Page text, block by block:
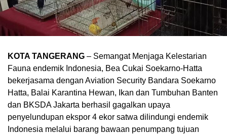
KOTA TANGERANG – Semangat Menjaga Kelestarian
Fauna endemik Indonesia, Bea Cukai Soekarno-Hatta
bekerjasama dengan Aviation Security Bandara Soekarno
Hatta, Balai Karantina Hewan, Ikan dan Tumbuhan Banten
dan BKSDA Jakarta berhasil gagalkan upaya
penyelundupan ekspor 4 ekor satwa dilindungi endemik
Indonesia melalui barang bawaan penumpang tujuan